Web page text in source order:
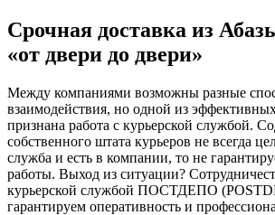
Срочная доставка из
«от двери до двери»
Между компаниями возможны разные
взаимодействия, но одной из
признана работа с курьерской службой.
собственного штата курьеров не всегда
служба и есть в компании, то не
работы. Выход из ситуации?
курьерской службой ПОСТДЕПО
гарантируем оперативность и